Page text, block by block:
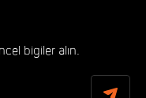
bigiler alın.